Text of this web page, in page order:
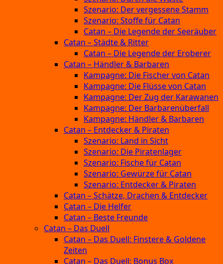
Szenario: Der vergessene Stamm
Szenario: Stoffe für Catan
Catan – Die Legende der Seeräuber
Catan – Städte & Ritter
Catan – Die Legende der Eroberer
Catan – Händler & Barbaren
Kampagne: Die Fischer von Catan
Kampagne: Die Flüsse von Catan
Kampagne: Der Zug der Karawanen
Kampagne: Der Barbarenüberfall
Kampagne: Händler & Barbaren
Catan – Entdecker & Piraten
Szenario: Land in Sicht
Szenario: Die Piratenlager
Szenario: Fische für Catan
Szenario: Gewürze für Catan
Szenario: Entdecker & Piraten
Catan – Schätze, Drachen & Entdecker
Catan – Die Helfer
Catan – Beste Freunde
Catan – Das Duell
Catan – Das Duell: Finstere & Goldene
Zeiten
Catan – Das Duell: Bonus Box